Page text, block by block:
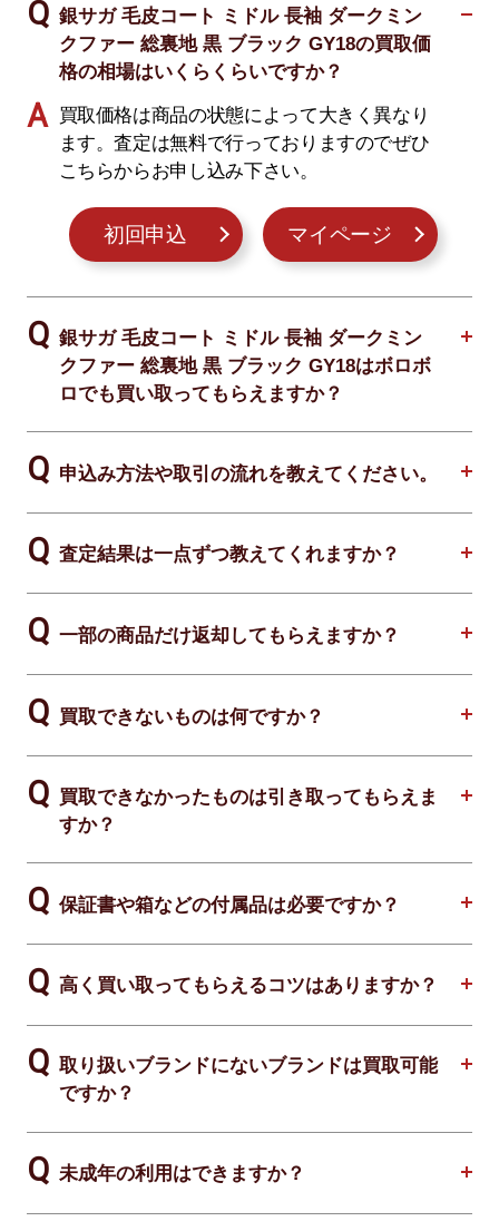
銀サガ 毛皮コート ミドル 長袖 ダークミン
クファー 総裏地 黒 ブラック GY18の買取価
格の相場はいくらくらいですか？
買取価格は商品の状態によって大きく異なり
ます。査定は無料で行っておりますのでぜひ
こちらからお申し込み下さい。
初回申込 マイページ
銀サガ 毛皮コート ミドル 長袖 ダークミン
クファー 総裏地 黒 ブラック GY18はボロボ
ロでも買い取ってもらえますか？
申込み方法や取引の流れを教えてください。
査定結果は一点ずつ教えてくれますか？
一部の商品だけ返却してもらえますか？
買取できないものは何ですか？
買取できなかったものは引き取ってもらえま
すか？
保証書や箱などの付属品は必要ですか？
高く買い取ってもらえるコツはありますか？
取り扱いブランドにないブランドは買取可能
ですか？
未成年の利用はできますか？